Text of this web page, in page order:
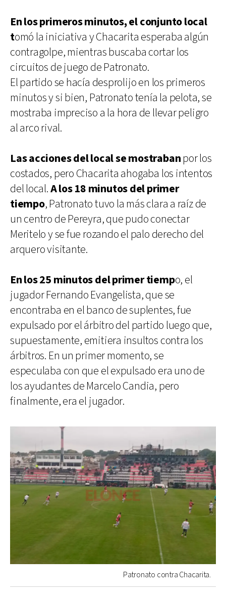
En los primeros minutos, el conjunto local
tomó la iniciativa y Chacarita esperaba algún
contragolpe, mientras buscaba cortar los
circuitos de juego de Patronato.
El partido se hacía desprolijo en los primeros
minutos y si bien, Patronato tenía la pelota, se
mostraba impreciso a la hora de llevar peligro
al arco rival.
Las acciones del local se mostrabanpor los
costados, pero Chacarita ahogaba los intentos
del local.A los 18 minutos del primer
tiempo, Patronato tuvo la más clara a raíz de
un centro de Pereyra, que pudo conectar
Meritelo y se fue rozando el palo derecho del
arquero visitante.
En los 25 minutos del primer tiempo, el
jugador Fernando Evangelista, que se
encontraba en el banco de suplentes, fue
expulsado por el árbitro del partido luego que,
supuestamente, emitiera insultos contra los
árbitros. En un primer momento, se
especulaba con que el expulsado era uno de
los ayudantes de Marcelo Candia, pero
finalmente, era el jugador.
Patronato contra Chacarita.